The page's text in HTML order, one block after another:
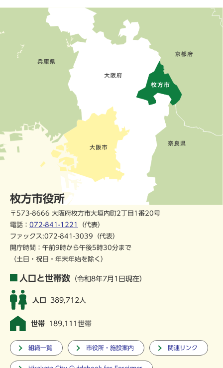
枚方市役所
〒573-8666 大阪府枚方市大垣内町2丁目1番20号
電話： 072-841-1221
（代表）
ファックス:072-841-3039（代表）
開庁時間：午前9時から午後5時30分まで
（土日・祝日・年末年始を除く）
人口と世帯数 （令和8年7月1日現在）
人口 389,712人
世帯 189,111世帯
組織一覧 市役所・施設案内 関連リンク